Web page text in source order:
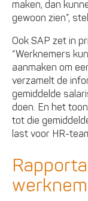
maken, dan
gewoon zien”,
Ook SAP zet in
“Werknemers
aanmaken om
verzamelt de
gemiddelde
doen. En het
tot die
last voor HR-